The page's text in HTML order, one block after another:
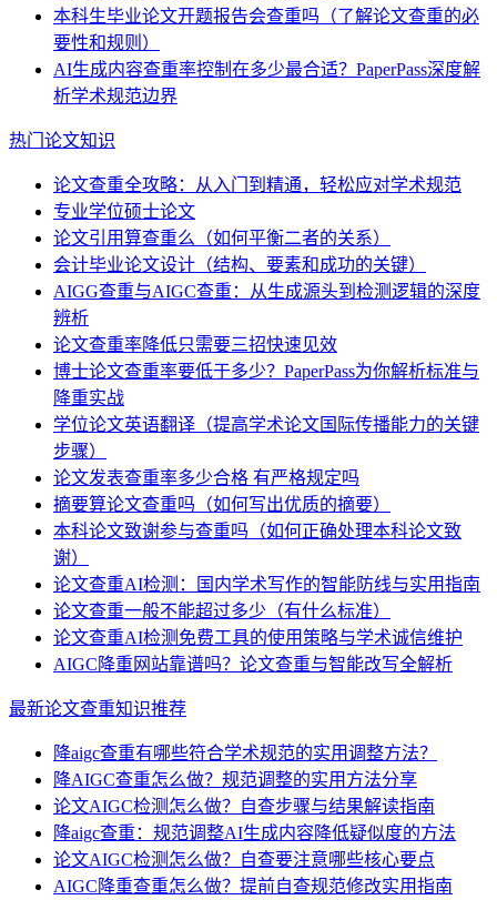
本科生毕业论文开题报告会查重吗（了解论文查重的必
要性和规则）
AI生成内容查重率控制在多少最合适？PaperPass深度解
析学术规范边界
热门论文知识
论文查重全攻略：从入门到精通，轻松应对学术规范
专业学位硕士论文
论文引用算查重么（如何平衡二者的关系）
会计毕业论文设计（结构、要素和成功的关键）
AIGG查重与AIGC查重：从生成源头到检测逻辑的深度
辨析
论文查重率降低只需要三招快速见效
博士论文查重率要低于多少？PaperPass为你解析标准与
降重实战
学位论文英语翻译（提高学术论文国际传播能力的关键
步骤）
论文发表查重率多少合格 有严格规定吗
摘要算论文查重吗（如何写出优质的摘要）
本科论文致谢参与查重吗（如何正确处理本科论文致
谢）
论文查重AI检测：国内学术写作的智能防线与实用指南
论文查重一般不能超过多少（有什么标准）
论文查重AI检测免费工具的使用策略与学术诚信维护
AIGC降重网站靠谱吗？论文查重与智能改写全解析
最新论文查重知识推荐
降aigc查重有哪些符合学术规范的实用调整方法？
降AIGC查重怎么做？规范调整的实用方法分享
论文AIGC检测怎么做？自查步骤与结果解读指南
降aigc查重：规范调整AI生成内容降低疑似度的方法
论文AIGC检测怎么做？自查要注意哪些核心要点
AIGC降重查重怎么做？提前自查规范修改实用指南